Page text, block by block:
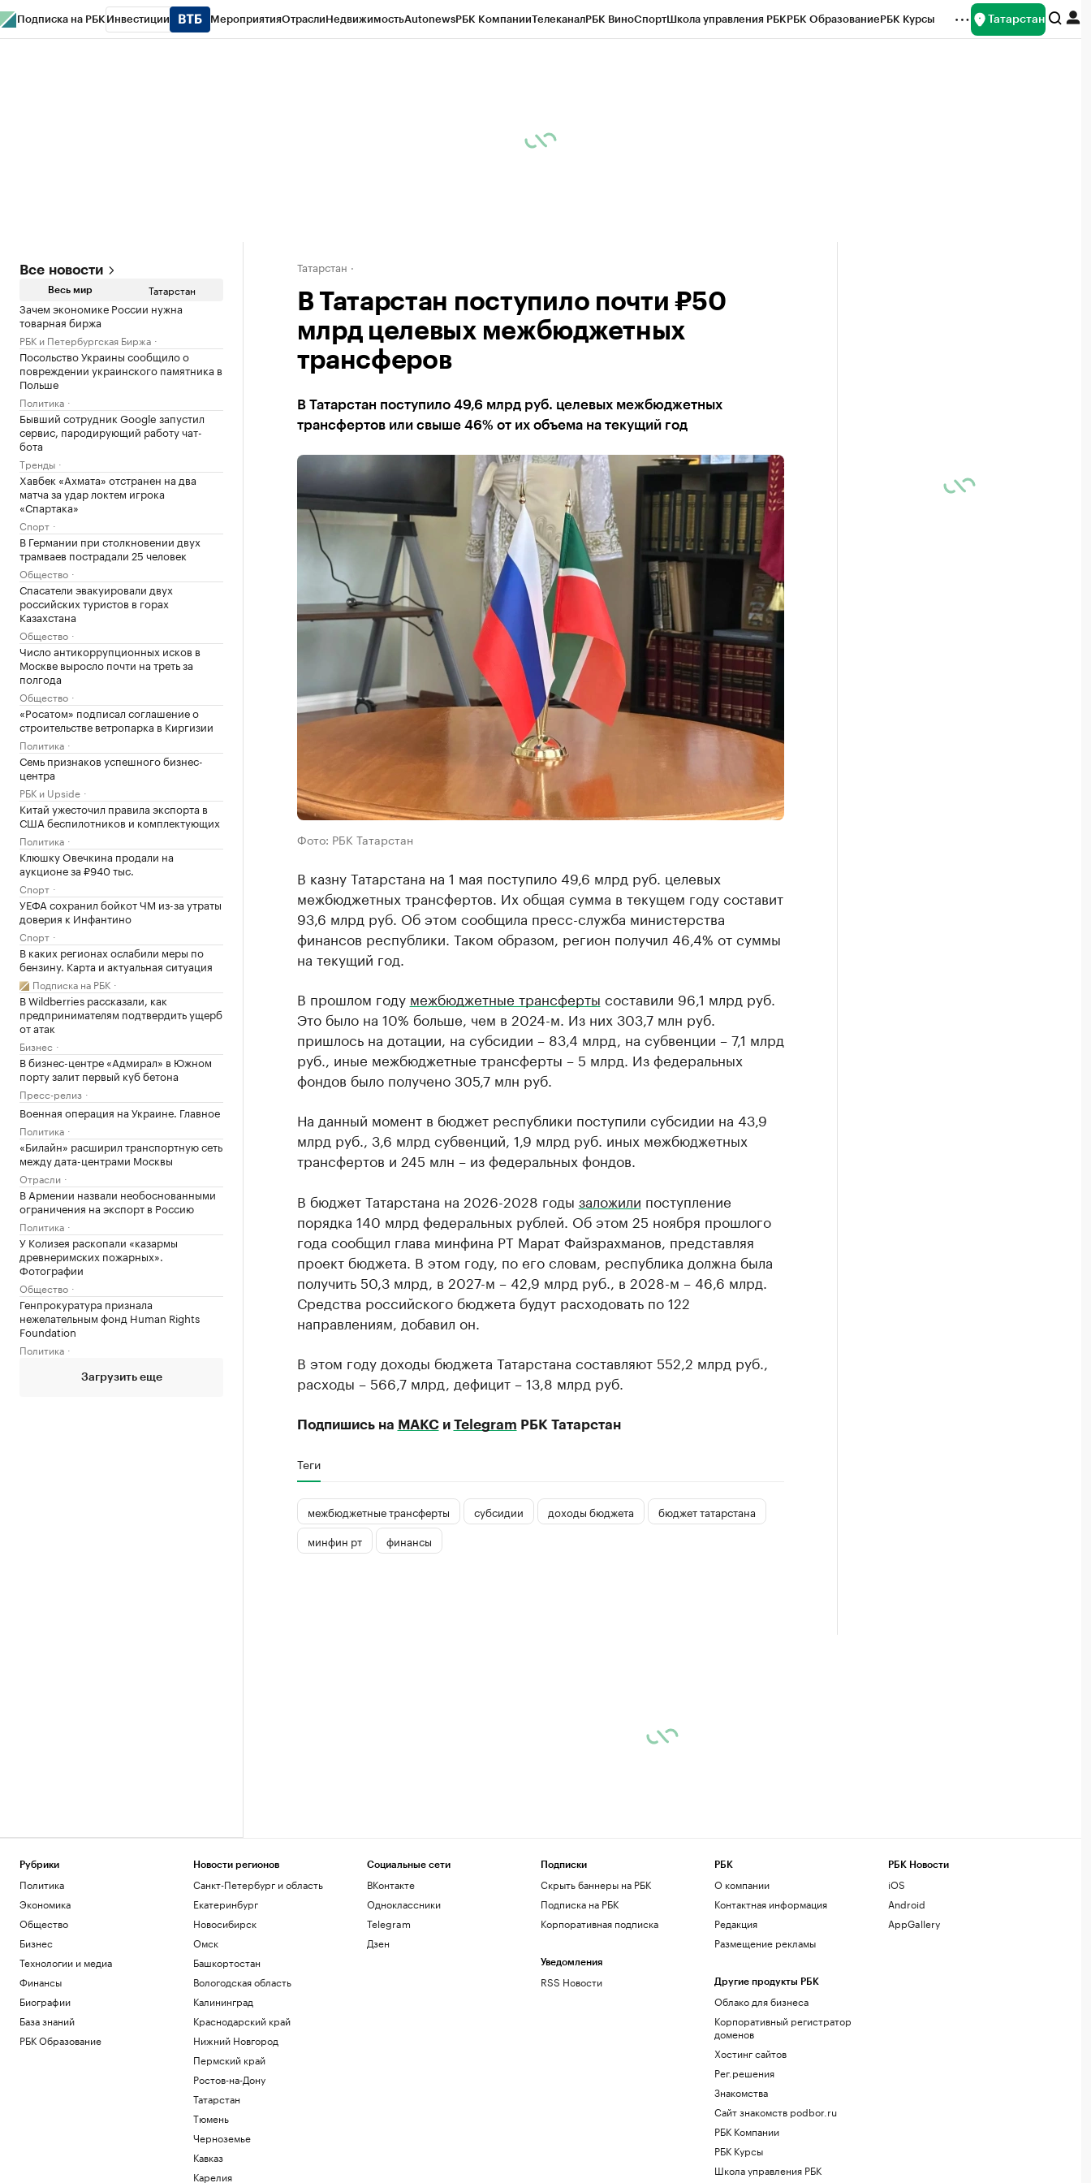
Подписка на РБК Инвестиции МероприятияОтраслиНедвижимостьAutonewsРБК КомпанииТелеканалРБК ВиноСпортШкола управления РБКРБК ОбразованиеРБК Курсы Татарстан
Все новости
Весь мир Татарстан
Зачем экономике России нужна
товарная биржа
РБК и Петербургская Биржа
Посольство Украины сообщило о
повреждении украинского памятника в
Польше
Политика
Бывший сотрудник Google запустил
сервис, пародирующий работу чат-
бота
Тренды
Хавбек «Ахмата» отстранен на два
матча за удар локтем игрока
«Спартака»
Спорт
В Германии при столкновении двух
трамваев пострадали 25 человек
Общество
Спасатели эвакуировали двух
российских туристов в горах
Казахстана
Общество
Число антикоррупционных исков в
Москве выросло почти на треть за
полгода
Общество
«Росатом» подписал соглашение о
строительстве ветропарка в Киргизии
Политика
Семь признаков успешного бизнес-
центра
РБК и Upside
Китай ужесточил правила экспорта в
США беспилотников и комплектующих
Политика
Клюшку Овечкина продали на
аукционе за ₽940 тыс.
Спорт
УЕФА сохранил бойкот ЧМ из-за утраты
доверия к Инфантино
Спорт
В каких регионах ослабили меры по
бензину. Карта и актуальная ситуация
Подписка на РБК
В Wildberries рассказали, как
предпринимателям подтвердить ущерб
от атак
Бизнес
В бизнес-центре «Адмирал» в Южном
порту залит первый куб бетона
Пресс-релиз
Военная операция на Украине. Главное
Политика
«Билайн» расширил транспортную сеть
между дата-центрами Москвы
Отрасли
В Армении назвали необоснованными
ограничения на экспорт в Россию
Политика
У Колизея раскопали «казармы
древнеримских пожарных».
Фотографии
Общество
Генпрокуратура признала
нежелательным фонд Human Rights
Foundation
Политика
Загрузить еще
Татарстан
В Татарстан поступило почти ₽50
млрд целевых межбюджетных
трансферов
В Татарстан поступило 49,6 млрд руб. целевых межбюджетных
трансфертов или свыше 46% от их объема на текущий год
Фото: РБК Татарстан
В казну Татарстана на 1 мая поступило 49,6 млрд руб. целевых
межбюджетных трансфертов. Их общая сумма в текущем году составит
93,6 млрд руб. Об этом сообщила пресс-служба министерства
финансов республики. Таком образом, регион получил 46,4% от суммы
на текущий год.
В прошлом году межбюджетные трансферты составили 96,1 млрд руб.
Это было на 10% больше, чем в 2024-м. Из них 303,7 млн руб.
пришлось на дотации, на субсидии – 83,4 млрд, на субвенции – 7,1 млрд
руб., иные межбюджетные трансферты – 5 млрд. Из федеральных
фондов было получено 305,7 млн руб.
На данный момент в бюджет республики поступили субсидии на 43,9
млрд руб., 3,6 млрд субвенций, 1,9 млрд руб. иных межбюджетных
трансфертов и 245 млн – из федеральных фондов.
В бюджет Татарстана на 2026-2028 годы заложили поступление
порядка 140 млрд федеральных рублей. Об этом 25 ноября прошлого
года сообщил глава минфина РТ Марат Файзрахманов, представляя
проект бюджета. В этом году, по его словам, республика должна была
получить 50,3 млрд, в 2027-м – 42,9 млрд руб., в 2028-м – 46,6 млрд.
Средства российского бюджета будут расходовать по 122
направлениям, добавил он.
В этом году доходы бюджета Татарстана составляют 552,2 млрд руб.,
расходы – 566,7 млрд, дефицит – 13,8 млрд руб.
Подпишись на МАКСи Telegram РБК Татарстан
Теги
межбюджетные трансферты субсидии доходы бюджета
бюджет татарстана
минфин рт
финансы
Рубрики
Политика
Экономика
Общество
Бизнес
Технологии и медиа
Финансы
Биографии
База знаний
РБК Образование
Новости регионов
Санкт-Петербург и область
Екатеринбург
Новосибирск
Омск
Башкортостан
Вологодская область
Калининград
Краснодарский край
Нижний Новгород
Пермский край
Ростов-на-Дону
Татарстан
Тюмень
Черноземье
Кавказ
Карелия
Социальные сети
ВКонтакте
Одноклассники
Telegram
Дзен
Подписки
Скрыть баннеры на РБК
Подписка на РБК
Корпоративная подписка
Уведомления
RSS Новости
РБК
О компании
Контактная информация
Редакция
Размещение рекламы
Другие продукты РБК
Облако для бизнеса
Корпоративный регистратор
доменов
Хостинг сайтов
Рег.решения
Знакомства
Сайт знакомств podbor.ru
РБК Компании
РБК Курсы
Школа управления РБК
РБК Новости
iOS
Android
AppGallery